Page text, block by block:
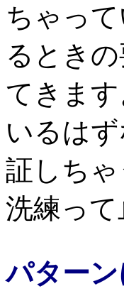
ちゃっ
るとき
てきま
いるは
証しち
洗練っ
パター